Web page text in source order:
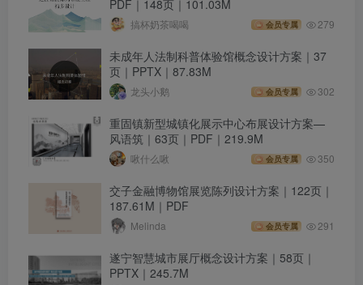
PDF｜148页｜101.03M
搞杯奶茶喝喝 会员专属 279
未成年人法制科普体验馆概念设计方案｜37
页｜PPTX｜87.83M
龙头小鹅 会员专属 302
重固镇新型城镇化展示中心布展设计方案—
风语筑｜63页｜PDF｜219.9M
啾什么啾 会员专属 350
交子金融博物馆展览陈列设计方案｜122页｜
187.61M｜PDF
Melinda 会员专属 291
遂宁智慧城市展厅概念设计方案｜58页｜
PPTX｜245.7M